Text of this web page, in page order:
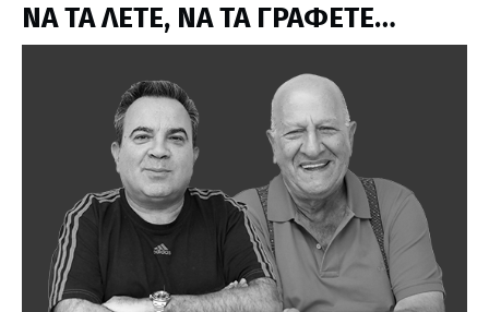
ΝΑ ΤΑ ΛΕΤΕ, ΝΑ ΤΑ ΓΡΑΦΕΤΕ…